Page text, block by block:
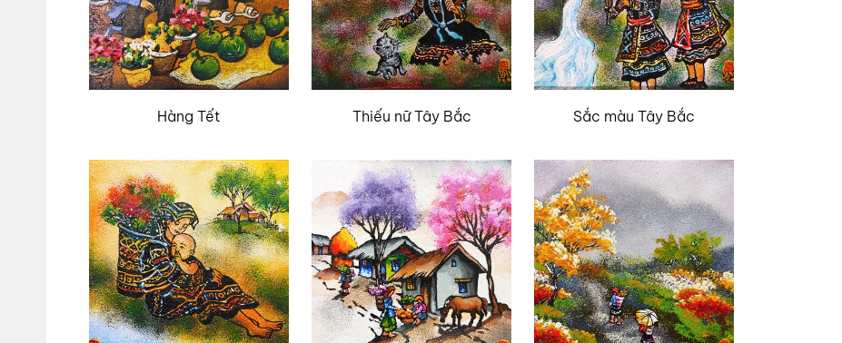
Hàng Tết Thiếu nữ Tây Bắc Sắc màu Tây Bắc